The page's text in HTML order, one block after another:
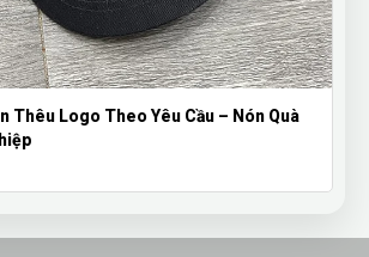
Bút Bi Mực Gel Thiên Long Có Nắp